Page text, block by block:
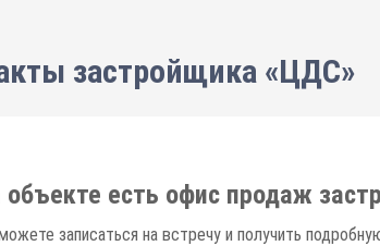
застройщика «ЦДС»
объекте есть офис продаж
записаться на встречу и получить